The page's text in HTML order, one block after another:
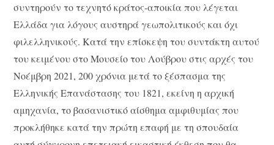
συντηρούν το τεχνητό κράτος-αποικία που λέγεται
Ελλάδα για λόγους αυστηρά γεωπολιτικούς και όχι
φιλελληνικούς. Κατά την επίσκεψη του συντάκτη αυτού
του κειμένου στο Μουσείο του Λούβρου στις αρχές του
Νοέμβρη 2021, 200 χρόνια μετά το ξέσπασμα της
Ελληνικής Επανάστασης του 1821, εκείνη η αρχική
αμηχανία, το βασανιστικό αίσθημα αμφιθυμίας που
προκλήθηκε κατά την πρώτη επαφή με τη σπουδαία